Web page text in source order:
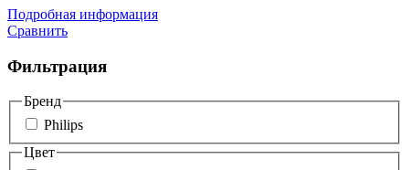
Подробная информация
Сравнить
Фильтрация
Бренд
Philips
Цвет